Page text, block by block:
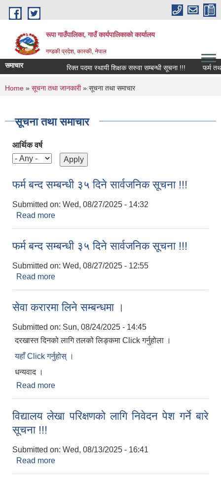
Skip to main content
रूपा गाउँपालिका, गाउँ कार्यपालिकाको कार्यालय
गण्डकी प्रदेश, कास्की, नेपाल
समाचार रिक्त पदमा स्थायी शिक्षक सरुवा सम्बन्धी सूचना !!! फर्म तथा
You are here
Home » सूचना तथा जानकारी» सूचना तथा समाचार
सूचना तथा समाचार
आर्थिक वर्ष
फर्म बन्द सम्बन्धी ३५ दिने सार्वजनिक सूचना !!!
Submitted on: Wed, 08/27/2025 - 14:32
Read more
फर्म बन्द सम्बन्धी ३५ दिने सार्वजनिक सूचना !!!
Submitted on: Wed, 08/27/2025 - 12:55
Read more
सेवा करारमा लिने सम्बन्धमा ।
Submitted on: Sun, 08/24/2025 - 14:45
दरखास्त दिनको लागि तलको लिङ्कमा Click गर्नुहोला ।
यहाँ Click गर्नुहोस् ।
धन्यवाद ।
Read more
विद्यालय लेखा परिक्षणको लागि निवेदन पेश गर्ने बारे
सूचना !!!
Submitted on: Wed, 08/13/2025 - 16:41
Read more